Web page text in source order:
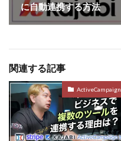
に自動連携する方法
関連する記事
ActiveCampaign